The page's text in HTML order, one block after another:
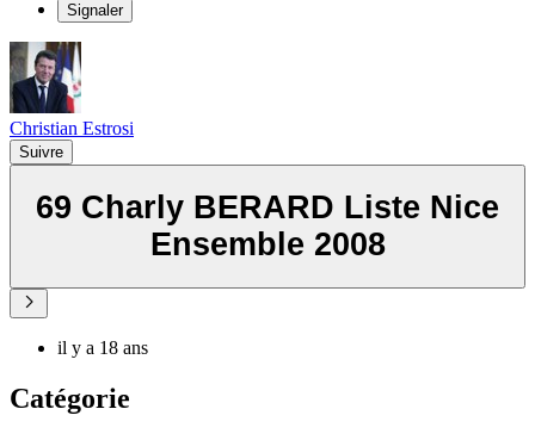
Signaler
Christian Estrosi
Suivre
69 Charly BERARD Liste Nice
Ensemble 2008
il y a 18 ans
Catégorie